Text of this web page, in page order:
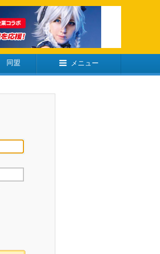
同盟 メニュー